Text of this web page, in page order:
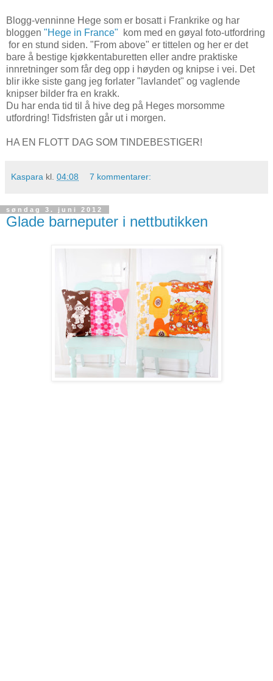
Blogg-venninne Hege som er bosatt i Frankrike og har
bloggen "Hege in France"
kom med en gøyal foto-utfordring
for en stund siden. "From above" er tittelen og her er det
bare å bestige kjøkkentaburetten eller andre praktiske
innretninger som får deg opp i høyden og knipse i vei. Det
blir ikke siste gang jeg forlater "lavlandet" og vaglende
knipser bilder fra en krakk.
Du har enda tid til å hive deg på Heges morsomme
utfordring! Tidsfristen går ut i morgen.
HA EN FLOTT DAG SOM TINDEBESTIGER!
Kaspara kl. 04:08 7 kommentarer:
søndag 3. juni 2012
Glade barneputer i nettbutikken